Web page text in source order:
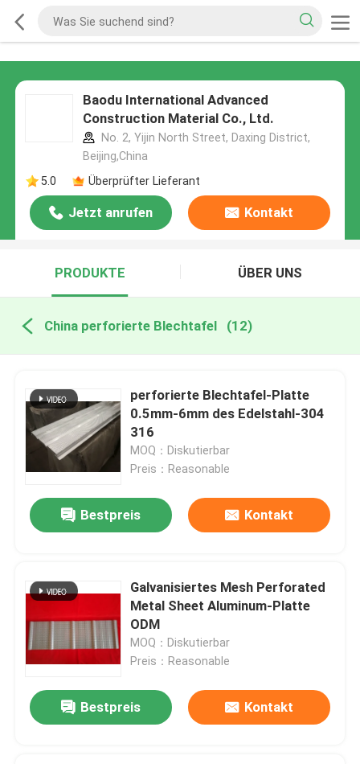
Baodu International Advanced
Construction Material Co., Ltd.
No. 2, Yijin North Street, Daxing District,
Beijing,China
5.0
Überprüfter Lieferant
Jetzt anrufen Kontakt
PRODUKTE ÜBER UNS
China perforierte Blechtafel (12)
perforierte Blechtafel-Platte
0.5mm-6mm des Edelstahl-304
316
MOQ：Diskutierbar
Preis：Reasonable
Bestpreis Kontakt
Galvanisiertes Mesh Perforated
Metal Sheet Aluminum-Platte
ODM
MOQ：Diskutierbar
Preis：Reasonable
Bestpreis Kontakt